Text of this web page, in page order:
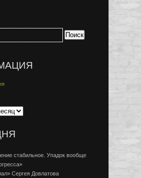
стабильное. Упадок вообще
Сергея Довлатова